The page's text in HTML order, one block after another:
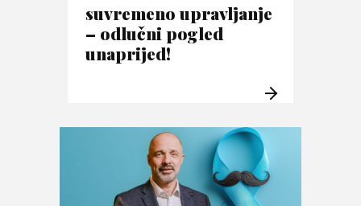
suvremeno upravljanje
– odlučni pogled
unaprijed!